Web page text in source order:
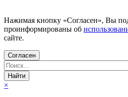
Нажимая кнопку «Согласен», Вы
проинформированы об
сайте.
Согласен
×